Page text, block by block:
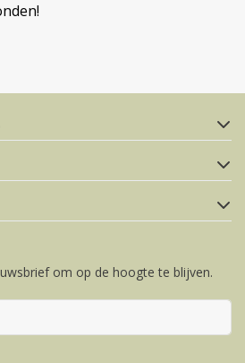
om op de hoogte te blijven.